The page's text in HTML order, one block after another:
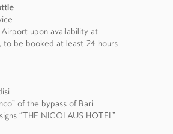
upon availability at
to be booked at least 24 hours
of the bypass of Bari
“THE NICOLAUS HOTEL”